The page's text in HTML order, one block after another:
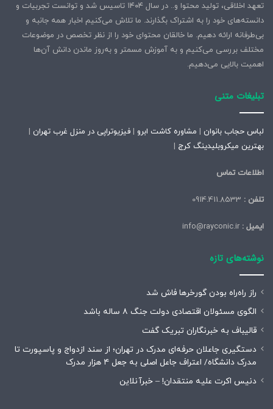
تعهد اخلاقی، تولید محتوا و.. در سال ۱۴۰۴ تاسیس شد و توانست تجربیات و
دانسته‌های خود را به اشتراک بگذارند. ما تلاش می‌کنیم اخبار همه جانبه و
بی‌طرفانه ارائه دهیم. ما خالقان محتوای خود را از نظر تخصص در موضوعات
مختلف بررسی می‌کنیم و به آموزش مسمتر و به‌روز ماندن دانش آن‌ها
اهمیت بالایی می‌دهیم.
تبلیغات متنی
لباس حجاب بانوان | مشاوره کاشت ابرو | فیزیوتراپی در منزل غرب تهران |
بهترین میکروبلیدینگ کرج |
اطلاعات تماس
تلفن :
ایمیل :
نوشته‌های تازه
راز راه‌راه بودن گورخرها فاش شد
الگوی مسئولان اقتصادی دولت جنگ ۸ ساله باشد
قالیباف به خبرنگاران تبریک گفت
دستگیری جاعلان حرفه‌ای مدرک در تهران؛ از سند ازدواج و پاسپورت تا
مدرک دانشگاه/ اعتراف جاعل اصلی به جعل ۴ هزار مدرک
دنیس اکرت علیه منتقدان! – خبرآنلاین